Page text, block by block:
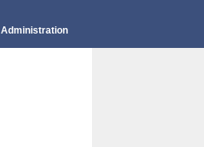
Administration